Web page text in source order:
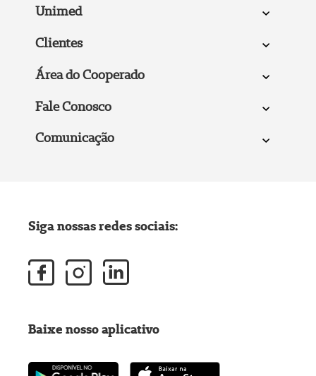
Unimed
Clientes
Área do Cooperado
Fale Conosco
Comunicação
Siga nossas redes sociais:
Baixe nosso aplicativo